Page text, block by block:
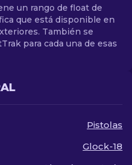
un rango de float de
que está disponible en
También se
para cada una de esas
Pistolas
Glock-18